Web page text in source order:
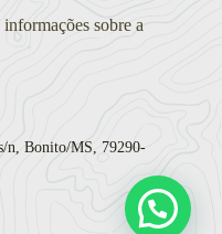
sobre a
n, Bonito/MS, 79290-